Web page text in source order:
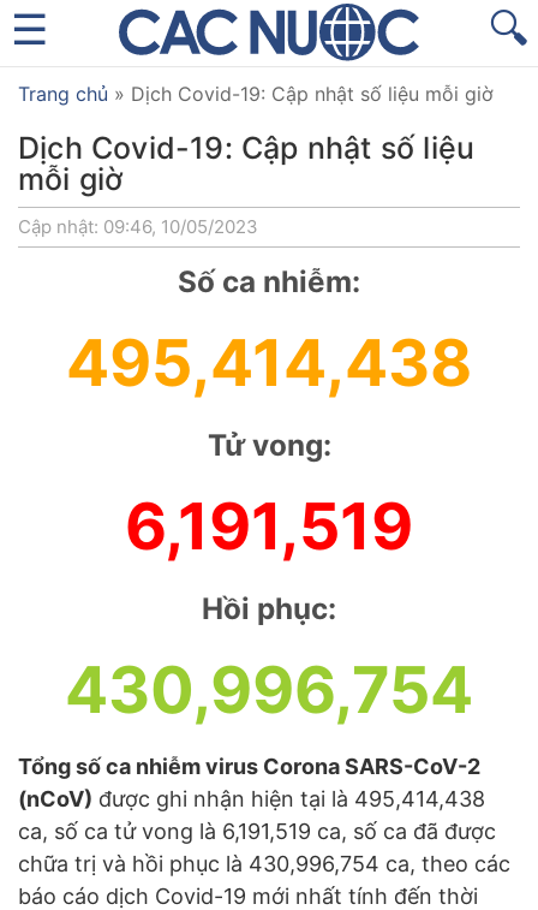
🔍
Trang chủ » Dịch Covid-19: Cập nhật số liệu mỗi giờ
Dịch Covid-19: Cập nhật số liệu
mỗi giờ
Cập nhật: 09:46, 10/05/2023
Số ca nhiễm:
495,414,438
Tử vong:
6,191,519
Hồi phục:
430,996,754
Tổng số ca nhiễm virus Corona SARS-CoV-2
(nCoV) được ghi nhận hiện tại là 495,414,438
ca, số ca tử vong là 6,191,519 ca, số ca đã được
chữa trị và hồi phục là 430,996,754 ca, theo các
báo cáo dịch Covid-19 mới nhất tính đến thời